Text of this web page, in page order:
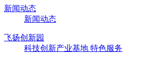
新闻动态
新闻动态
飞扬创新园
科技创新产业基地 特色服务